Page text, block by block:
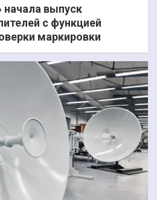
начала выпуск
с функцией
маркировки